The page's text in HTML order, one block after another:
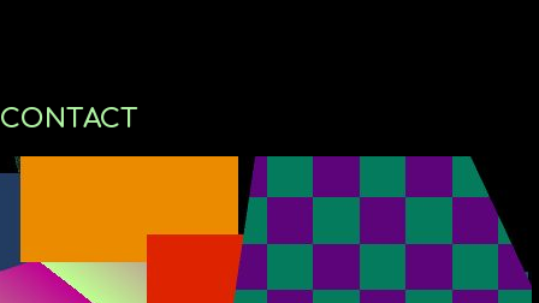
CONTACT